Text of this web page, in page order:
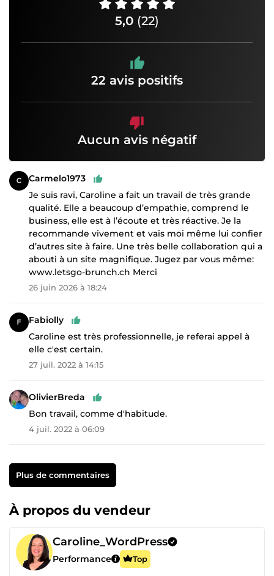
5,0 (22)
22 avis positifs
Aucun avis négatif
Carmelo1973
Je suis ravi, Caroline a fait un travail de très grande
qualité. Elle a beaucoup d’empathie, comprend le
business, elle est à l’écoute et très réactive. Je la
recommande vivement et vais moi même lui confier
d’autres site à faire. Une très belle collaboration qui a
abouti à un site magnifique. Jugez par vous même:
www.letsgo-brunch.ch Merci
26 juin 2026 à 18:24
Fabiolly
Caroline est très professionnelle, je referai appel à
elle c'est certain.
27 juil. 2022 à 14:15
OlivierBreda
Bon travail, comme d'habitude.
4 juil. 2022 à 06:09
Plus de commentaires
À propos du vendeur
Caroline_WordPress
Performance Top